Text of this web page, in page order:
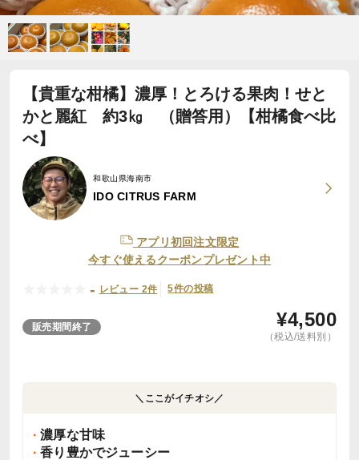
【貴重な柑橘】濃厚！とろける果肉！せと
かと麗紅 約3㎏ （贈答用）【柑橘食べ比
べ】
和歌山県海南市
IDO CITRUS FARM
アプリ初回注文限定
今すぐ使えるクーポンプレゼント中
- レビュー 2件 5件の投稿
販売期間終了 ¥4,500
（税込/送料別）
＼ここがイチオシ／
濃厚な甘味
香り豊かでジューシー